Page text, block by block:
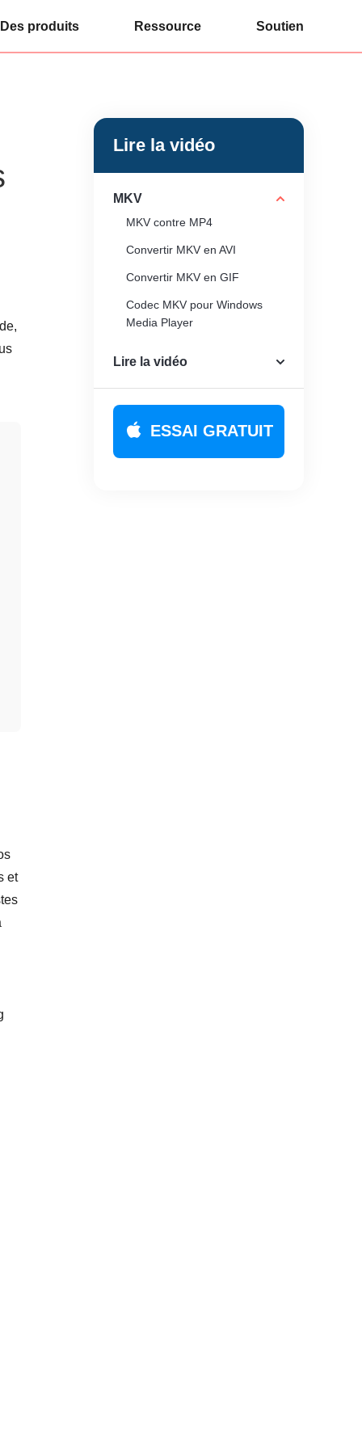
Des produits Ressource Soutien
Lire la vidéo
MKV
MKV contre MP4
Convertir MKV en AVI
Convertir MKV en GIF
Codec MKV pour Windows
Media Player
Lire la vidéo
ESSAI GRATUIT
et